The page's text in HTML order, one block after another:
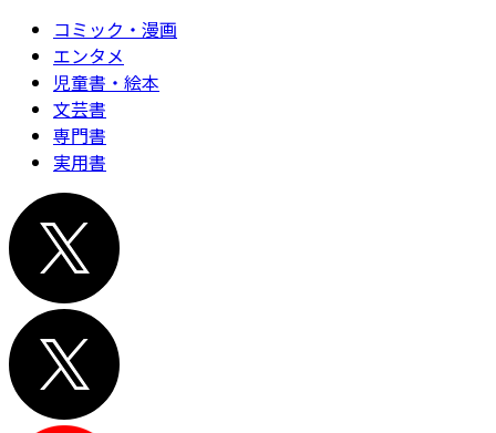
コミック・漫画
エンタメ
児童書・絵本
文芸書
専門書
実用書